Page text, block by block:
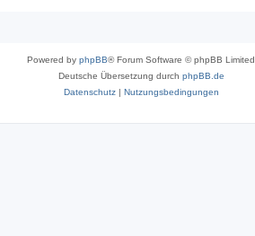
Powered by phpBB® Forum Software © phpBB Limited
Deutsche Übersetzung durch phpBB.de
Datenschutz| Nutzungsbedingungen